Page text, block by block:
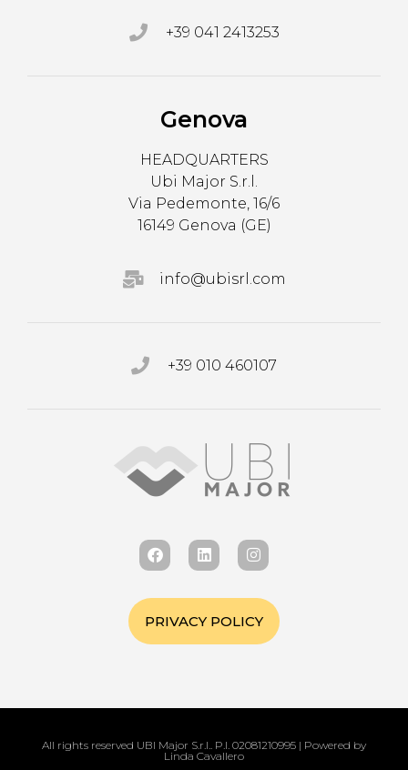
+39 041 2413253
Genova
HEADQUARTERS
Ubi Major S.r.l.
Via Pedemonte, 16/6
16149 Genova (GE)
info@ubisrl.com
+39 010 460107
PRIVACY POLICY
All rights reserved UBI Major S.r.l.. P.I. 02081210995 | Powered by
Linda Cavallero